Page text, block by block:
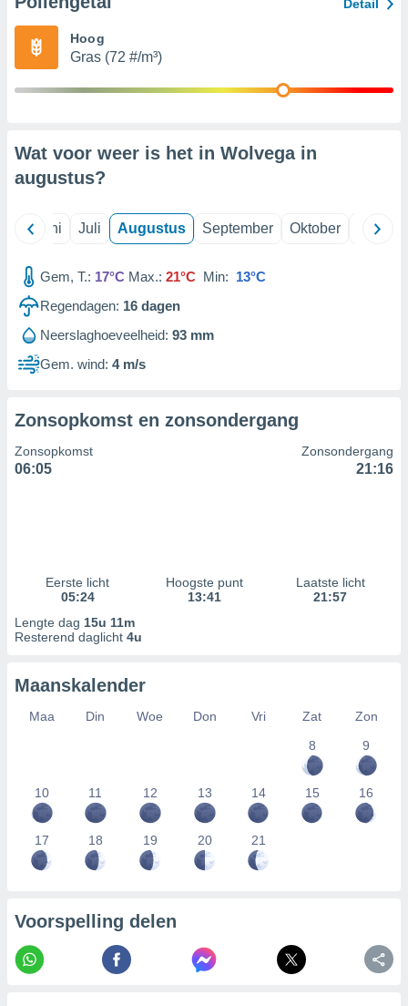
partners
Detail
Hoog
Gras (72 #/m³)
Wat voor weer is het in Wolvega in
augustus?
Juni Juli Augustus September Oktober
Gem, T.: 17°C Max.: 21°C Min: 13°C
Regendagen: 16 dagen
Neerslaghoeveelheid: 93 mm
Gem. wind: 4 m/s
Zonsopkomst en zonsondergang
Zonsopkomst
06:05
Zonsondergang
21:16
Eerste licht
05:24
Hoogste punt
13:41
Laatste licht
21:57
Lengte dag 15u 11m
Resterend daglicht 4u
Maanskalender
Maa Din Woe Don Vri Zat
Zon
8
9
10 11 12 13 14 15 16
17 18 19 20 21
Voorspelling delen